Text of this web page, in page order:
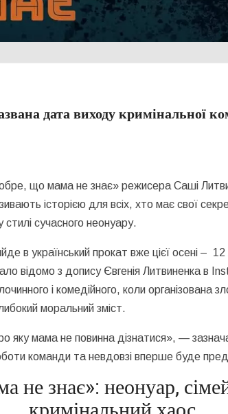
дата виходу кримінальної
що мама не знає» режисера Саші
історією для всіх, хто має свої
стилі сучасного неонуару.
в український прокат вже цієї осені –
відомо з допису Євгенія Литвиненка в
і комедійного, коли організована
моральний зміст.
яку мама не повинна дізнатися», —
команди та невдовзі вперше буде
не знає»: неонуар,